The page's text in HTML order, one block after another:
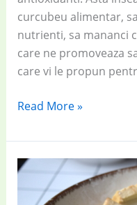
curcubeu alimentar,
nutrienti, sa mananci
care ne promoveaza
care vi le propun
Rețete
delicioase:
7
salate
geniale
Read More »